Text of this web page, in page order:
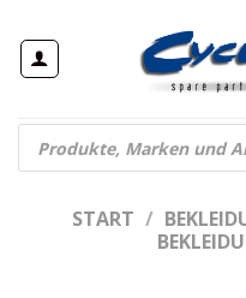
Inhalt
springen
Products
search
START /